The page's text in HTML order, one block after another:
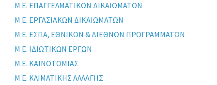
Μ.Ε. ΕΠΑΓΓΕΛΜΑΤΙΚΩΝ ΔΙΚΑΙΩΜΑΤΩΝ
Μ.Ε. ΕΡΓΑΣΙΑΚΩΝ ΔΙΚΑΙΩΜΑΤΩΝ
Μ.Ε. ΕΣΠΑ, ΕΘΝΙΚΩΝ & ΔΙΕΘΝΩΝ ΠΡΟΓΡΑΜΜΑΤΩΝ
Μ.Ε. ΙΔΙΩΤΙΚΩΝ ΕΡΓΩΝ
Μ.Ε. ΚΑΙΝΟΤΟΜΙΑΣ
Μ.Ε. ΚΛΙΜΑΤΙΚΗΣ ΑΛΛΑΓΗΣ